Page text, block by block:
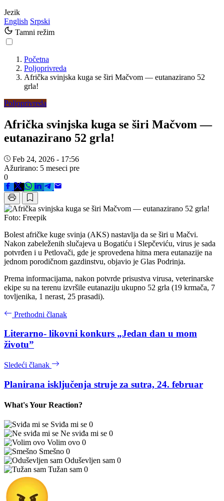
Jezik
English Srpski
Tamni režim
Početna
Poljoprivreda
Afrička svinjska kuga se širi Mačvom — eutanazirano 52
grla!
Poljoprivreda
Afrička svinjska kuga se širi Mačvom —
eutanazirano 52 grla!
Feb 24, 2026 - 17:56
Ažurirano: 5 meseci pre
0
Foto: Freepik
Bolest afričke kuge svinja (AKS) nastavlja da se širi u Mačvi.
Nakon zabeleženih slučajeva u Bogatiću i Slepčeviću, virus je sada
potvrđen i u Petlovači, gde je sprovedena hitna mera eutanazije na
jednom porodičnom gazdinstvu, objavio je Glas Podrinja.
Prema informacijama, nakon potvrde prisustva virusa, veterinarske
ekipe su na terenu izvršile eutanaziju ukupno 52 grla (19 krmača, 7
tovljenika, 1 nerast, 25 prasadi).
Prethodni članak
Literarno- likovni konkurs „Jedan dan u mom
životuˮ
Sledeći članak
Planirana isključenja struje za sutra, 24. februar
What's Your Reaction?
Sviđa mi se 0
Ne sviđa mi se 0
Volim ovo 0
Smešno 0
Oduševljen sam 0
Tužan sam 0